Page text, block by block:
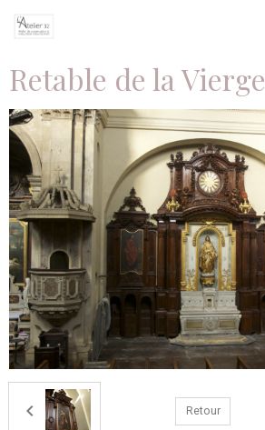
Retable de la Vierge
Retour